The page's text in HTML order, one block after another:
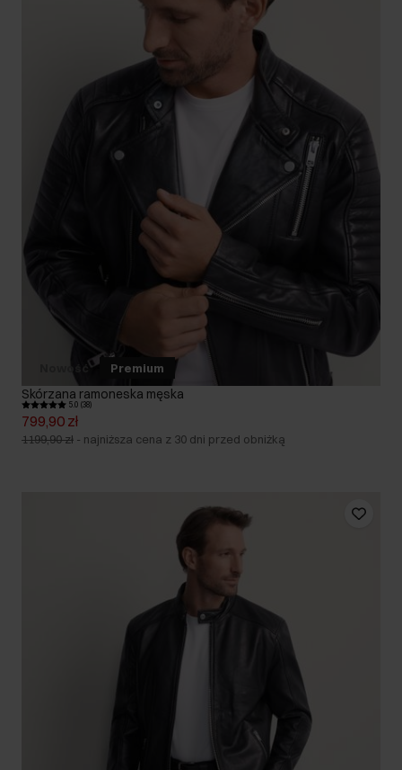
Premium
Skórzana ramoneska męska
5.0 (38)
799,90 zł
1199,90 zł - najniższa cena z 30 dni przed obniżką